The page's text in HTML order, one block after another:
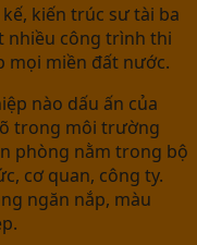
kiến trúc sư tài ba
nhiều công trình thi
mọi miền đất nước.
nào dấu ấn của
trong môi trường
phòng nằm trong bộ
cơ quan, công ty.
ngăn nắp, màu